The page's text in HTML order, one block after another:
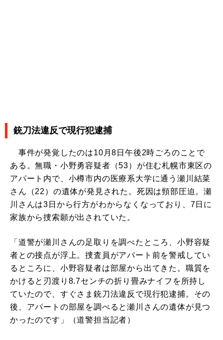
銃刀法違反で現行犯逮捕
事件が発覚したのは10月8日午後2時ごろのことで
ある。無職・小野勇容疑者（53）が住む札幌市東区の
アパート内で、小樽市内の医療系大学に通う瀬川結菜
さん（22）の遺体が発見された。死因は頸部圧迫。瀬
川さんは3日から行方がわからなくなっており、7日に
家族から捜索願が出されていた。
「道警が瀬川さんの足取りを調べたところ、小野容疑
者との接点が浮上。捜査員がアパート前を警戒してい
るところに、小野容疑者は部屋から出てきた。職質を
かけると刃渡り8.7センチの折り畳みナイフを所持し
ていたので、すぐさま銃刀法違反で現行犯逮捕。その
後、アパートの部屋を調べると瀬川さんの遺体が見つ
かったのです」（道警担当記者）